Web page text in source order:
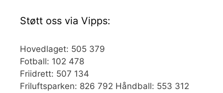
Støtt oss via Vipps:
Hovedlaget: 505 379
Fotball: 102 478
Friidrett: 507 134
Friluftsparken: 826 792 Håndball: 553 312